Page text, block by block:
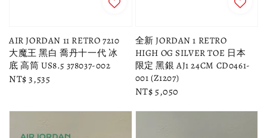
AIR JORDAN 11 RETRO 7210
大魔王 黑白 喬丹十一代 冰
底 高筒 US8.5 378037-002
Regular
NT$ 3,535
全新 JORDAN 1 RETRO
HIGH OG SILVER TOE 日本
限定 黑銀 AJ1 24CM CD0461-
001 (Z1207)
Regular
NT$ 5,050